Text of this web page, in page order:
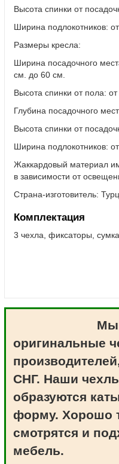
Высота спинки от
Ширина подлокотников:
Размеры кресла:
Ширина посадочного
см. до 60 см.
Высота спинки от пола:
Глубина посадочного
Высота спинки от
Ширина подлокотников:
Жаккардовый материал
в зависимости от
Страна-изготовитель:
Комплектация
3 чехла, фиксаторы,
Мы
оригинальные
СНГ. Наши
образуются
форму. Хорошо
смотрятся и
мебель.